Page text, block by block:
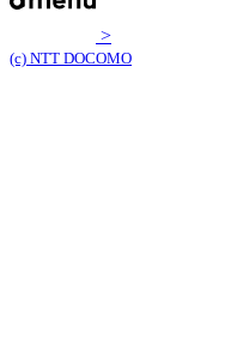
>
(c) NTT DOCOMO